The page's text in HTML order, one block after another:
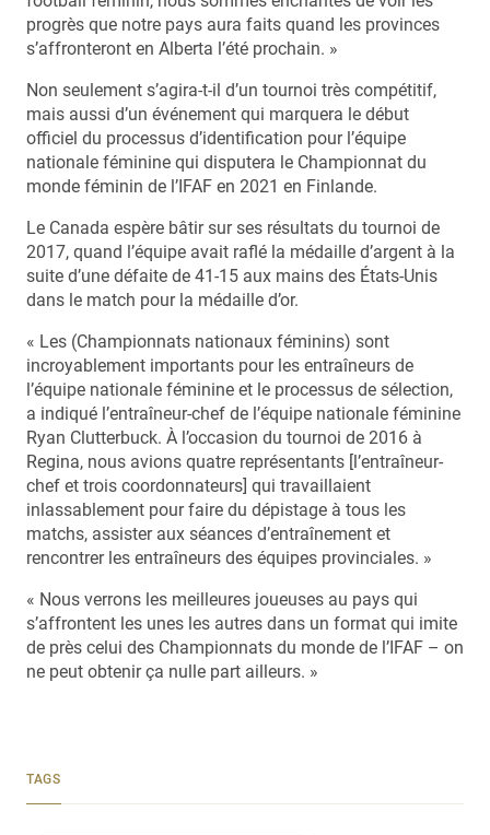
progrès que notre pays aura faits quand les provinces
s’affronteront en Alberta l’été prochain. »
Non seulement s’agira-t-il d’un tournoi très compétitif,
mais aussi d’un événement qui marquera le début
officiel du processus d’identification pour l’équipe
nationale féminine qui disputera le Championnat du
monde féminin de l’IFAF en 2021 en Finlande.
Le Canada espère bâtir sur ses résultats du tournoi de
2017, quand l’équipe avait raflé la médaille d’argent à la
suite d’une défaite de 41-15 aux mains des États-Unis
dans le match pour la médaille d’or.
« Les (Championnats nationaux féminins) sont
incroyablement importants pour les entraîneurs de
l’équipe nationale féminine et le processus de sélection,
a indiqué l’entraîneur-chef de l’équipe nationale féminine
Ryan Clutterbuck. À l’occasion du tournoi de 2016 à
Regina, nous avions quatre représentants [l’entraîneur-
chef et trois coordonnateurs] qui travaillaient
inlassablement pour faire du dépistage à tous les
matchs, assister aux séances d’entraînement et
rencontrer les entraîneurs des équipes provinciales. »
« Nous verrons les meilleures joueuses au pays qui
s’affrontent les unes les autres dans un format qui imite
de près celui des Championnats du monde de l’IFAF – on
ne peut obtenir ça nulle part ailleurs. »
TAGS